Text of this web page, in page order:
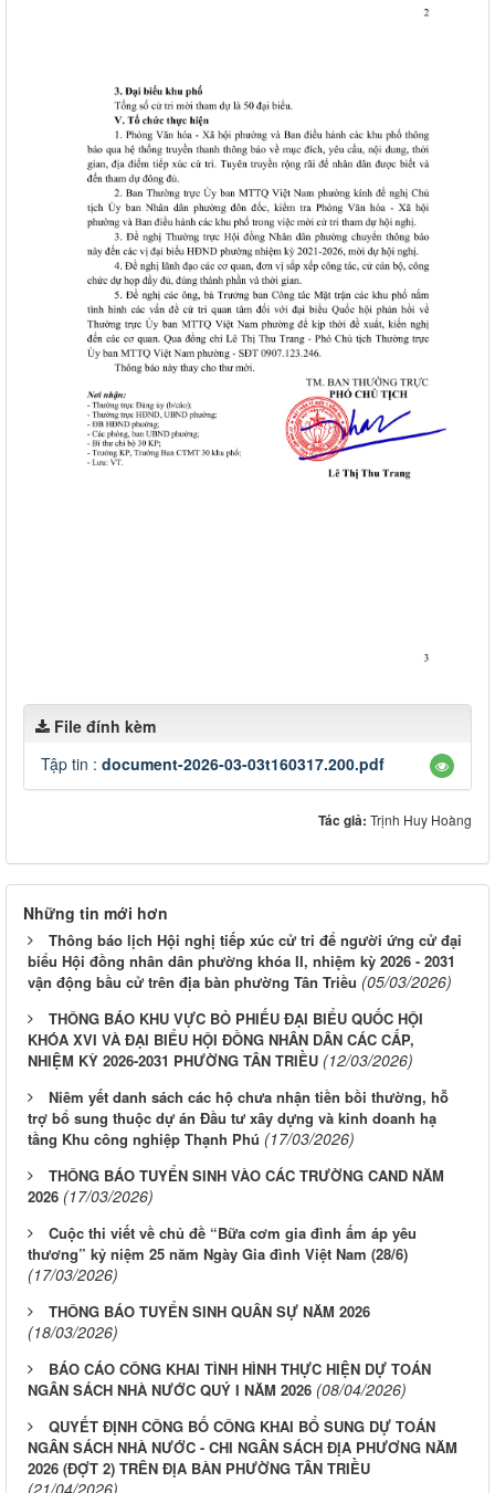
File đính kèm
Tập tin : document-2026-03-03t160317.200.pdf
Tác giả: Trịnh Huy Hoàng
Những tin mới hơn
Thông báo lịch Hội nghị tiếp xúc cử tri để người ứng cử đại
biểu Hội đồng nhân dân phường khóa II, nhiệm kỳ 2026 - 2031
vận động bầu cử trên địa bàn phường Tân Triều (05/03/2026)
THÔNG BÁO KHU VỰC BỎ PHIẾU ĐẠI BIỂU QUỐC HỘI
KHÓA XVI VÀ ĐẠI BIỂU HỘI ĐỒNG NHÂN DÂN CÁC CẤP,
NHIỆM KỲ 2026-2031 PHƯỜNG TÂN TRIỀU (12/03/2026)
Niêm yết danh sách các hộ chưa nhận tiền bồi thường, hỗ
trợ bổ sung thuộc dự án Đầu tư xây dựng và kinh doanh hạ
tầng Khu công nghiệp Thạnh Phú (17/03/2026)
THÔNG BÁO TUYỂN SINH VÀO CÁC TRƯỜNG CAND NĂM
2026 (17/03/2026)
Cuộc thi viết về chủ đề “Bữa cơm gia đình ấm áp yêu
thương” kỷ niệm 25 năm Ngày Gia đình Việt Nam (28/6)
(17/03/2026)
THÔNG BÁO TUYỂN SINH QUÂN SỰ NĂM 2026
(18/03/2026)
BÁO CÁO CÔNG KHAI TÌNH HÌNH THỰC HIỆN DỰ TOÁN
NGÂN SÁCH NHÀ NƯỚC QUÝ I NĂM 2026 (08/04/2026)
QUYẾT ĐỊNH CÔNG BỐ CÔNG KHAI BỔ SUNG DỰ TOÁN
NGÂN SÁCH NHÀ NƯỚC - CHI NGÂN SÁCH ĐỊA PHƯƠNG NĂM
2026 (ĐỢT 2) TRÊN ĐỊA BÀN PHƯỜNG TÂN TRIỀU
(21/04/2026)